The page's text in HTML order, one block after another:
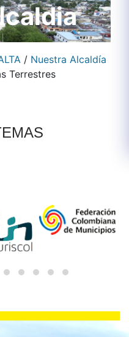
/ Nuestra Alcaldía
Terrestres